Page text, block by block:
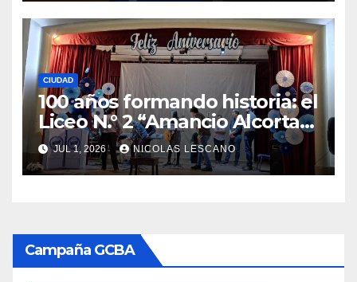
cambiar la forma de comprar
y alquilar viviendas
CIUDAD
100 años formando historia: el
Liceo N.° 2 “Amancio Alcorta”
celebró su centenario
JUL 1, 2026 NICOLAS LESCANO
Campaña GCBA